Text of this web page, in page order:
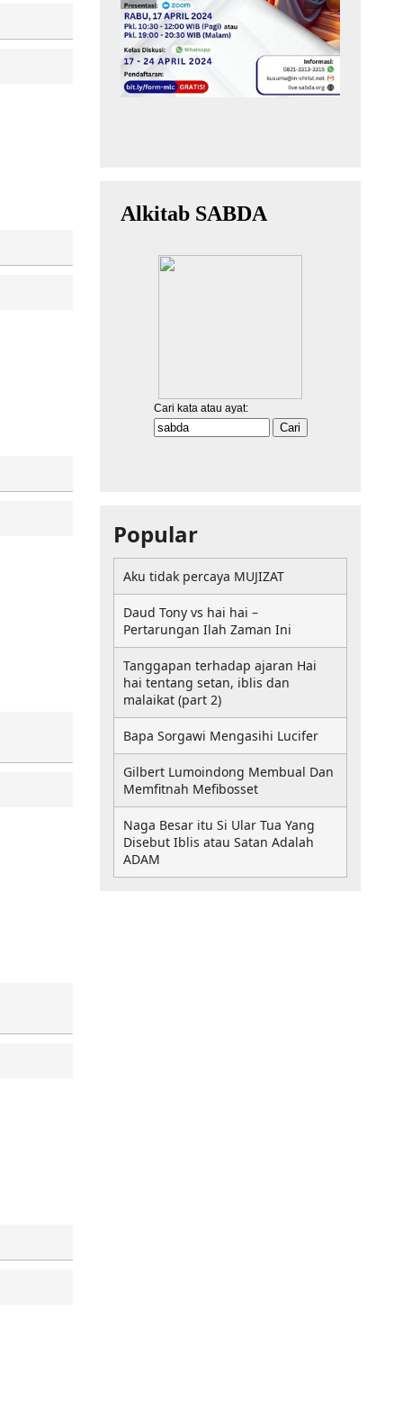
Popular
Aku tidak percaya MUJIZAT
Daud Tony vs hai hai –
Pertarungan Ilah Zaman Ini
Tanggapan terhadap ajaran Hai
hai tentang setan, iblis dan
malaikat (part 2)
Bapa Sorgawi Mengasihi Lucifer
Gilbert Lumoindong Membual Dan
Memfitnah Mefibosset
Naga Besar itu Si Ular Tua Yang
Disebut Iblis atau Satan Adalah
ADAM